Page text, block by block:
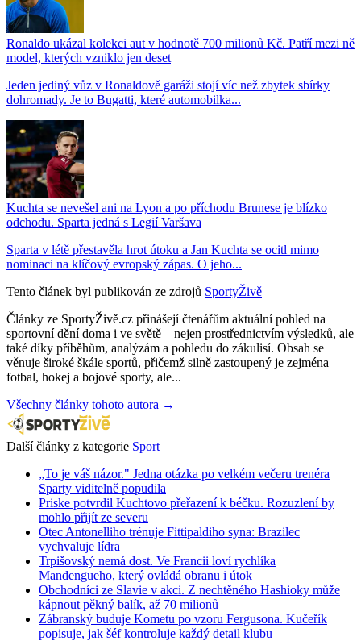
Ronaldo ukázal kolekci aut v hodnotě 700 milionů Kč. Patří mezi ně
model, kterých vzniklo jen deset
Jeden jediný vůz v Ronaldově garáži stojí víc než zbytek sbírky
dohromady. Je to Bugatti, které automobilka...
Kuchta se nevešel ani na Lyon a po příchodu Brunese je blízko
odchodu. Sparta jedná s Legií Varšava
Sparta v létě přestavěla hrot útoku a Jan Kuchta se ocitl mimo
nominaci na klíčový evropský zápas. O jeho...
Tento článek byl publikován ze zdrojů SportyŽivě
Články ze SportyŽivě.cz přinášejí čtenářům aktuální pohled na
sportovní dění doma i ve světě – nejen prostřednictvím výsledků, ale
také díky příběhům, analýzám a pohledu do zákulisí. Obsah se
věnuje široké škále sportů, přičemž silně zastoupený je zejména
fotbal, hokej a bojové sporty, ale...
Všechny články tohoto autora →
Další články z kategorie Sport
„To je váš názor." Jedna otázka po velkém večeru trenéra
Sparty viditelně popudila
Priske potvrdil Kuchtovo přeřazení k béčku. Rozuzlení by
mohlo přijít ze severu
Otec Antonelliho trénuje Fittipaldiho syna: Brazilec
vychvaluje lídra
Trpišovský nemá dost. Ve Francii loví rychlíka
Mandengueho, který ovládá obranu i útok
Obchodníci ze Slavie v akci. Z nechtěného Hashioky může
kápnout pěkný balík, až 70 milionů
Zábranský buduje Kometu po vzoru Fergusona. Kučeřík
popisuje, jak šéf kontroluje každý detail klubu